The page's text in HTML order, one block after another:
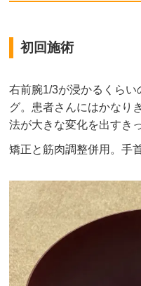
初回施術
右前腕1/3が浸かるくら
グ。患者さんにはかなり
法が大きな変化を出すき
矯正と筋肉調整併用。手